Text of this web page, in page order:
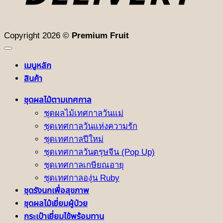
Copyright 2026 © Premium Fruit
เมนูหลัก
สินค้า
ชุดผลไม้ตามเทศกาล
ชุดผลไม้เทศกาลวันแม่
ชุดเทศกาลวันแห่งความรัก
ชุดเทศกาลปีใหม่
ชุดเทศกาลวันตรุษจีน (Pop Up)
ชุดเทศกาลเกษียณอายุ
ชุดเทศกาลองุ่น Ruby
ชุดรังนกเพื่อสุขภาพ
ชุดผลไม้เยี่ยมผู้ป่วย
กระเป๋าเยี่ยมไข้พร้อมทาน